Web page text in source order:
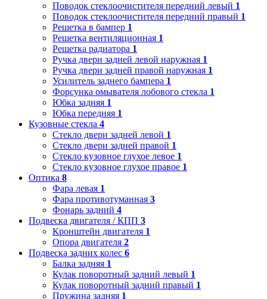
Поводок стеклоочистителя передний левый 1
Поводок стеклоочистителя передний правый 1
Решетка в бампер 1
Решетка вентиляционная 1
Решетка радиатора 1
Ручка двери задней левой наружная 1
Ручка двери задней правой наружная 1
Усилитель заднего бампера 1
Форсунка омывателя лобового стекла 1
Юбка задняя 1
Юбка передняя 1
Кузовные стекла 4
Стекло двери задней левой 1
Стекло двери задней правой 1
Стекло кузовное глухое левое 1
Стекло кузовное глухое правое 1
Оптика 8
Фара левая 1
Фара противотуманная 3
Фонарь задний 4
Подвеска двигателя / КПП 3
Кронштейн двигателя 1
Опора двигателя 2
Подвеска задних колес 6
Балка задняя 1
Кулак поворотный задний левый 1
Кулак поворотный задний правый 1
Пружина задняя 1